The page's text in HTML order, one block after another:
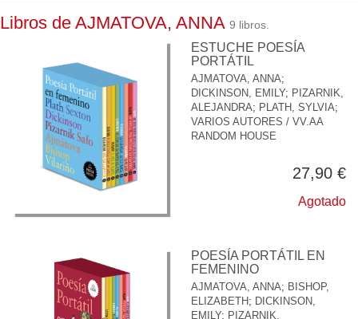
Libros de AJMATOVA, ANNA 9 libros.
ESTUCHE POESÍA
PORTÁTIL
AJMATOVA, ANNA;
DICKINSON, EMILY; PIZARNIK,
ALEJANDRA; PLATH, SYLVIA;
VARIOS AUTORES / VV.AA
RANDOM HOUSE
27,90 €
Agotado
POESÍA PORTÁTIL EN
FEMENINO
AJMATOVA, ANNA; BISHOP,
ELIZABETH ; DICKINSON,
EMILY; PIZARNIK,